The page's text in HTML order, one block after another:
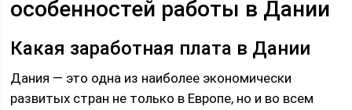
особенностей работы в Дании
Какая заработная плата в Дании
Дания — это одна из наиболее экономически
развитых стран не только в Европе, но и во всем